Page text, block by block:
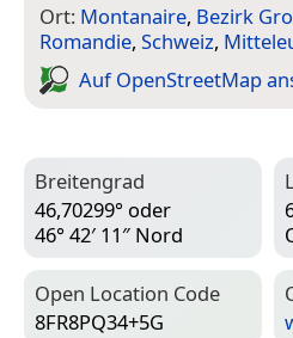
Ort: Montanaire, Bezirk
Romandie, Schweiz,
Auf Open­Street­Map
Breitengrad
46,70299° oder
46° 42′ 11″ Nord
Open Location Code
8FR8PQ34+5G